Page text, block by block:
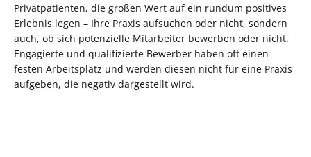
Privatpatienten, die großen Wert auf ein rundum positives
Erlebnis legen – Ihre Praxis aufsuchen oder nicht, sondern
auch, ob sich potenzielle Mitarbeiter bewerben oder nicht.
Engagierte und qualifizierte Bewerber haben oft einen
festen Arbeitsplatz und werden diesen nicht für eine Praxis
aufgeben, die negativ dargestellt wird.